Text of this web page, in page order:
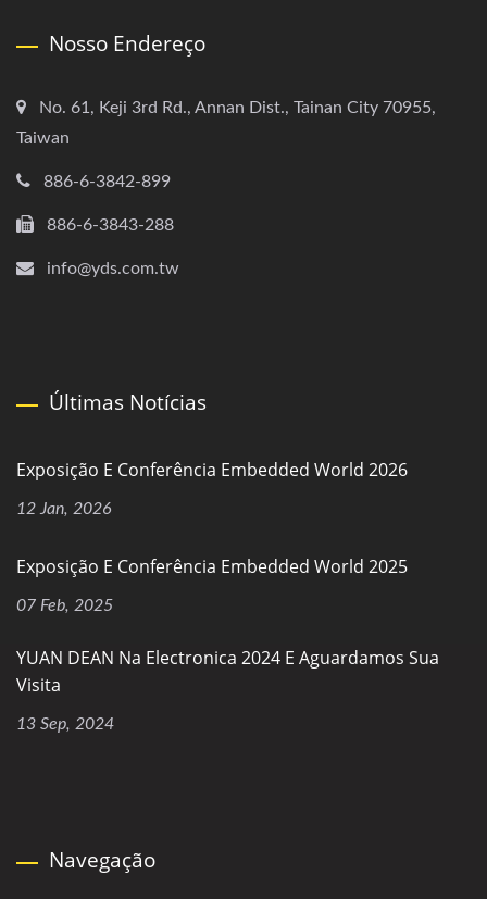
Nosso Endereço
No. 61, Keji 3rd Rd., Annan Dist., Tainan City 70955,
Taiwan
886-6-3842-899
886-6-3843-288
info@yds.com.tw
Últimas Notícias
Exposição E Conferência Embedded World 2026
12 Jan, 2026
Exposição E Conferência Embedded World 2025
07 Feb, 2025
YUAN DEAN Na Electronica 2024 E Aguardamos Sua
Visita
13 Sep, 2024
Navegação